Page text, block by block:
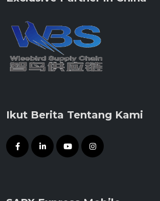
Ikut Berita Tentang Kami